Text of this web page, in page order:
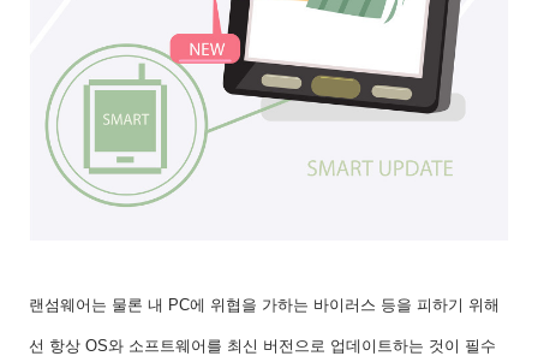
랜섬웨어는 물론 내 PC에 위협을 가하는 바이러스 등을 피하기 위해
선 항상 OS와 소프트웨어를 최신 버전으로 업데이트하는 것이 필수